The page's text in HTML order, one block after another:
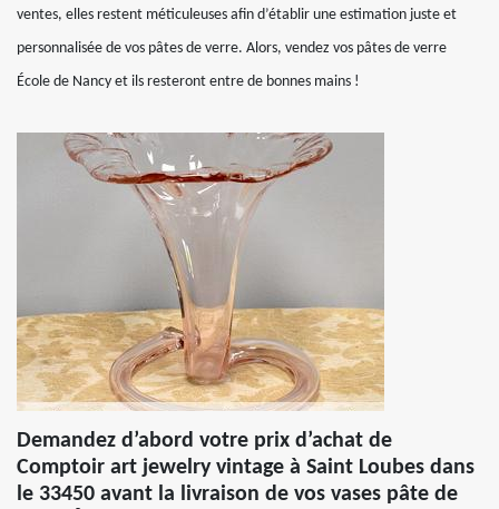
ventes, elles restent méticuleuses afin d’établir une estimation juste et
personnalisée de vos pâtes de verre. Alors, vendez vos pâtes de verre
École de Nancy et ils resteront entre de bonnes mains !
Demandez d’abord votre prix d’achat de
Comptoir art jewelry vintage à Saint Loubes dans
le 33450 avant la livraison de vos vases pâte de